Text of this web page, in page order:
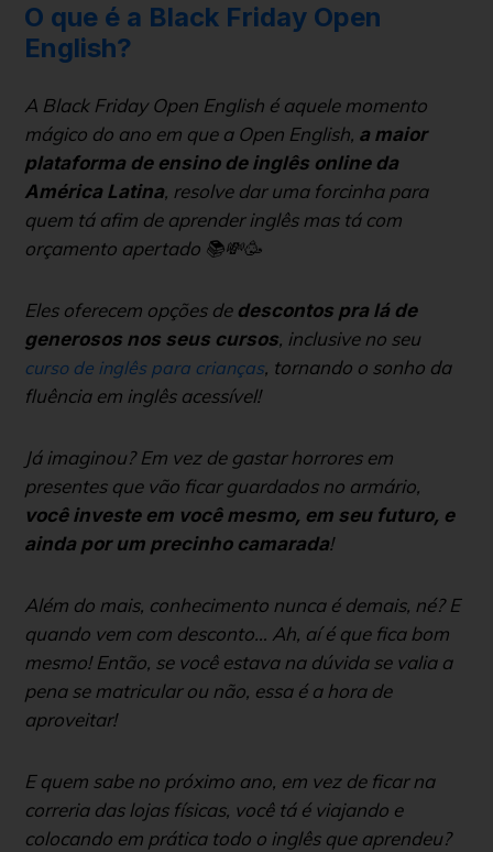
O que é a Black Friday Open
English?
A Black Friday Open English é aquele momento
mágico do ano em que a Open English, a maior
plataforma de ensino de inglês online da
América Latina, resolve dar uma forcinha para
quem tá afim de aprender inglês mas tá com
orçamento apertado 📚💸🥳
Eles oferecem opções de descontos pra lá de
generosos nos seus cursos, inclusive no seu
curso de inglês para crianças, tornando o sonho da
fluência em inglês acessível!
Já imaginou? Em vez de gastar horrores em
presentes que vão ficar guardados no armário,
você investe em você mesmo, em seu futuro, e
ainda por um precinho camarada!
Além do mais, conhecimento nunca é demais, né? E
quando vem com desconto… Ah, aí é que fica bom
mesmo! Então, se você estava na dúvida se valia a
pena se matricular ou não, essa é a hora de
aproveitar!
E quem sabe no próximo ano, em vez de ficar na
correria das lojas físicas, você tá é viajando e
colocando em prática todo o inglês que aprendeu?